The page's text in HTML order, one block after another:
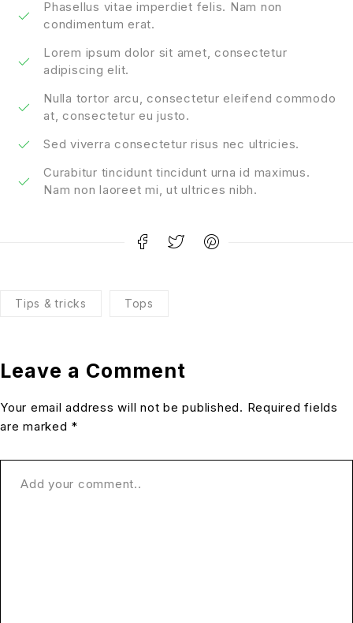
Phasellus vitae imperdiet felis. Nam non
condimentum erat.
Lorem ipsum dolor sit amet, consectetur
adipiscing elit.
Nulla tortor arcu, consectetur eleifend commodo
at, consectetur eu justo.
Sed viverra consectetur risus nec ultricies.
Curabitur tincidunt tincidunt urna id maximus.
Nam non laoreet mi, ut ultrices nibh.
Tips & tricks Tops
Leave a Comment
Your email address will not be published. Required fields
are marked *